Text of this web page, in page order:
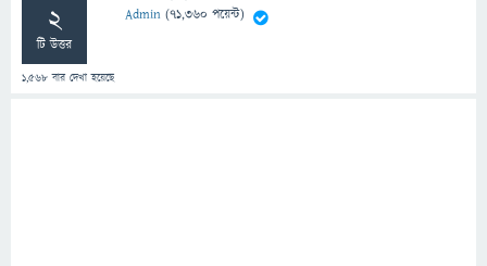
2
টি উত্তর
1,568 বার দেখা হয়েছে
Admin (71,360 পয়েন্ট)